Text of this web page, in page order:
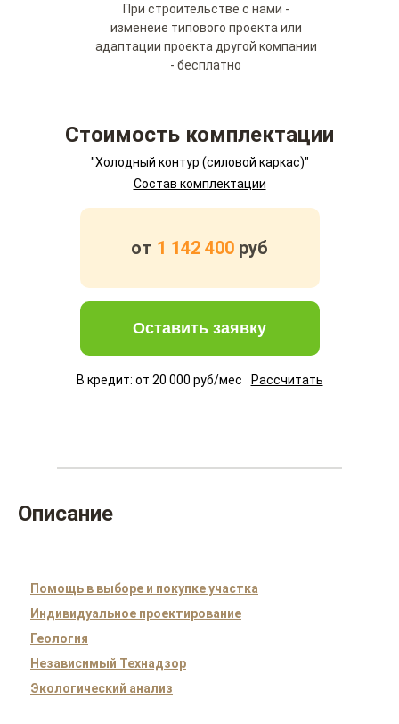
При строительстве с нами -
изменеие типового проекта или
адаптации проекта другой компании
- бесплатно
Стоимость комплектации
"Холодный контур (силовой каркас)"
Состав комплектации
от 1 142 400 руб
Оставить заявку
В кредит: от 20 000 руб/мес Рассчитать
Описание
Помощь в выборе и покупке участка
Индивидуальное проектирование
Геология
Независимый Технадзор
Экологический анализ